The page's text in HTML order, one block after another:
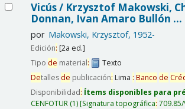
Vicús / Krzysztof Makowski,
Donnan, Ivan Amaro Bullón
por Makowski, Krzysztof, 1952-
Edición: [2a ed.]
Tipo de material:
Texto
Detalles de publicación: Lima : Banco de
Disponibilidad: Ítems disponibles para
CENFOTUR(1) Signatura topográfica: 709.85/